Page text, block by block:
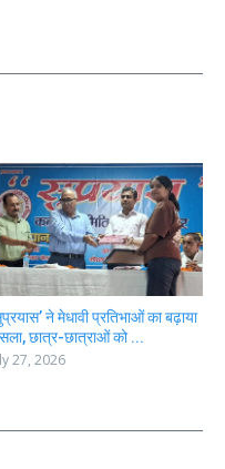
ने मेधावी प्रतिभाओं का बढ़ाया
छात्र-छात्राओं को ...
27, 2026